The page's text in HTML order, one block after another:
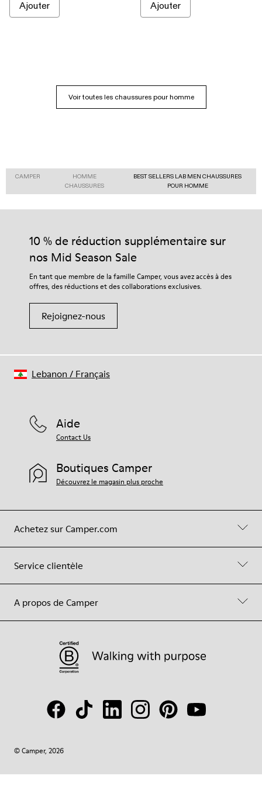
Ajouter Ajouter
Voir toutes les chaussures pour homme
CAMPER
HOMME
CHAUSSURES
BEST SELLERS LAB MEN CHAUSSURES
POUR HOMME
10 % de réduction supplémentaire sur
nos Mid Season Sale
En tant que membre de la famille Camper, vous avez accès à des
offres, des réductions et des collaborations exclusives.
Rejoignez-nous
Achetez sur Camper.com
Service clientèle
A propos de Camper
Aide
Contact Us
Boutiques Camper
Découvrez le magasin plus proche
© Camper, 2026
Lebanon / Français